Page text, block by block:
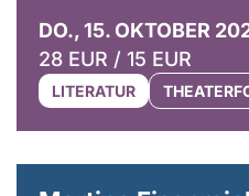
DO., 15. OKTOBER
28 EUR / 15 EUR
LITERATUR